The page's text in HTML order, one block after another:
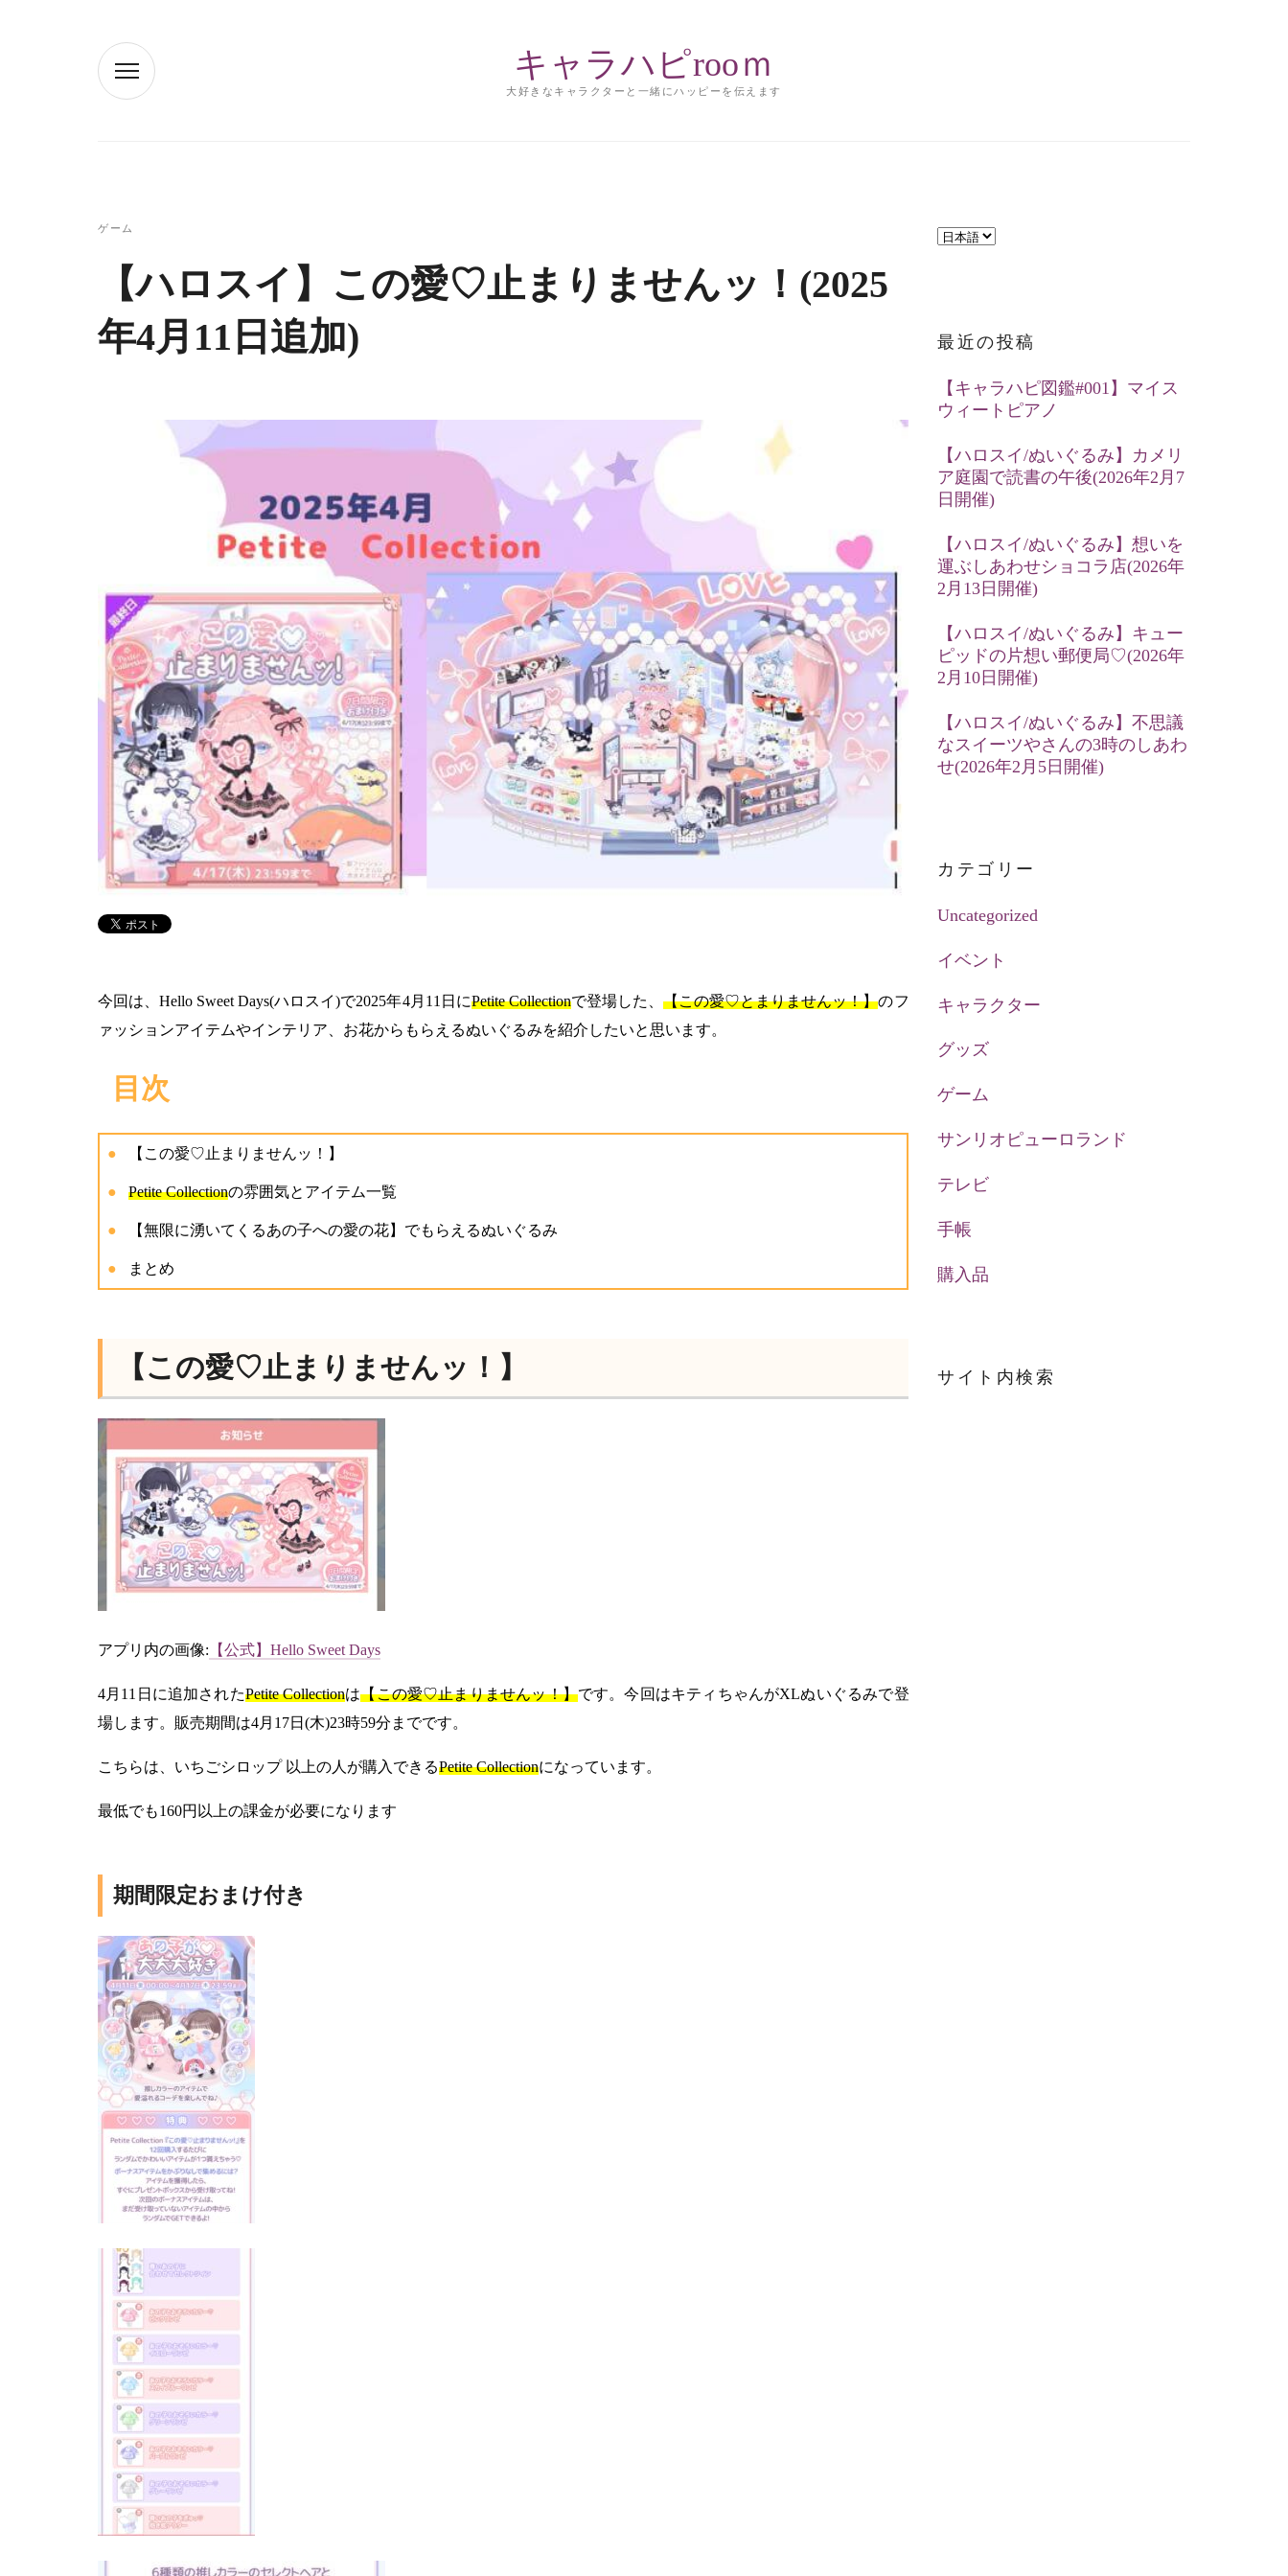
キャラハピrooｍ
大好きなキャラクターと一緒にハッピーを伝えます
ゲーム
【ハロスイ】この愛♡止まりませんッ！(2025
年4月11日追加)
今回は、Hello Sweet Days(ハロスイ)で2025年4月11日にPetite Collectionで登場した、 【この愛♡とまりませんッ！】のフ
ァッションアイテムやインテリア、お花からもらえるぬいぐるみを紹介したいと思います。
目次
【この愛♡止まりませんッ！】
Petite Collectionの雰囲気とアイテム一覧
【無限に湧いてくるあの子への愛の花】でもらえるぬいぐるみ
まとめ
【この愛♡止まりませんッ！】
アプリ内の画像: 【公式】Hello Sweet Days
4月11日に追加されたPetite Collectionは【この愛♡止まりませんッ！】です。今回はキティちゃんがXLぬいぐるみで登
場します。販売期間は4月17日(木)23時59分までです。
こちらは、いちごシロップ 以上の人が購入できるPetite Collectionになっています。
最低でも160円以上の課金が必要になります
期間限定おまけ付き
言
択
最近の投稿
【キャラハピ図鑑#001】マイス
ウィートピアノ
【ハロスイ/ぬいぐるみ】カメリ
ア庭園で読書の午後(2026年2月7
日開催)
【ハロスイ/ぬいぐるみ】想いを
運ぶしあわせショコラ店(2026年
2月13日開催)
【ハロスイ/ぬいぐるみ】キュー
ピッドの片想い郵便局♡(2026年
2月10日開催)
【ハロスイ/ぬいぐるみ】不思議
なスイーツやさんの3時のしあわ
せ(2026年2月5日開催)
カテゴリー
Uncategorized
イベント
キャラクター
グッズ
ゲーム
サンリオピューロランド
テレビ
手帳
購入品
サイト内検索